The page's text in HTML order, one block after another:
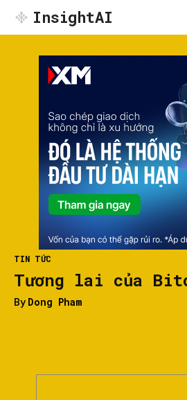
InsightAI
TIN TỨC
Tương lai của
By Dong Pham